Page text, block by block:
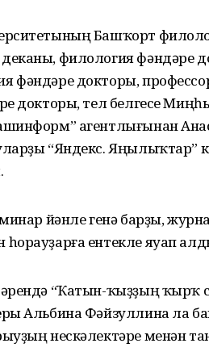
Башҡорт
филология фәндәре
фәндәре докторы,
докторы, тел белгесе
агентлығынан
“Яндекс. Яңылыҡтар”
йәнле генә барҙы,
ентекле яуап
“Ҡатын-ҡыҙҙың ҡырҡ
Альбина Фәйзуллина ла
нескәлектәре менән